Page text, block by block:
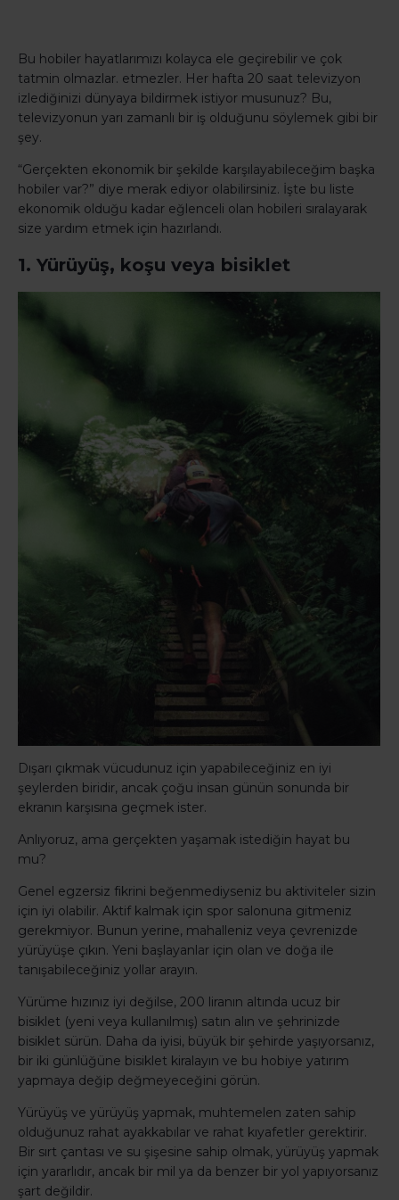
Bu hobiler hayatlarımızı kolayca ele geçirebilir ve çok
tatmin olmazlar. etmezler. Her hafta 20 saat televizyon
izlediğinizi dünyaya bildirmek istiyor musunuz? Bu,
televizyonun yarı zamanlı bir iş olduğunu söylemek gibi bir
şey.
“Gerçekten ekonomik bir şekilde karşılayabileceğim başka
hobiler var?” diye merak ediyor olabilirsiniz. İşte bu liste
ekonomik olduğu kadar eğlenceli olan hobileri sıralayarak
size yardım etmek için hazırlandı.
1. Yürüyüş, koşu veya bisiklet
Dışarı çıkmak vücudunuz için yapabileceğiniz en iyi
şeylerden biridir, ancak çoğu insan günün sonunda bir
ekranın karşısına geçmek ister.
Anlıyoruz, ama gerçekten yaşamak istediğin hayat bu
mu?
Genel egzersiz fikrini beğenmediyseniz bu aktiviteler sizin
için iyi olabilir. Aktif kalmak için spor salonuna gitmeniz
gerekmiyor. Bunun yerine, mahalleniz veya çevrenizde
yürüyüşe çıkın. Yeni başlayanlar için olan ve doğa ile
tanışabileceğiniz yollar arayın.
Yürüme hızınız iyi değilse, 200 liranın altında ucuz bir
bisiklet (yeni veya kullanılmış) satın alın ve şehrinizde
bisiklet sürün. Daha da iyisi, büyük bir şehirde yaşıyorsanız,
bir iki günlüğüne bisiklet kiralayın ve bu hobiye yatırım
yapmaya değip değmeyeceğini görün.
Yürüyüş ve yürüyüş yapmak, muhtemelen zaten sahip
olduğunuz rahat ayakkabılar ve rahat kıyafetler gerektirir.
Bir sırt çantası ve su şişesine sahip olmak, yürüyüş yapmak
için yararlıdır, ancak bir mil ya da benzer bir yol yapıyorsanız
şart değildir.